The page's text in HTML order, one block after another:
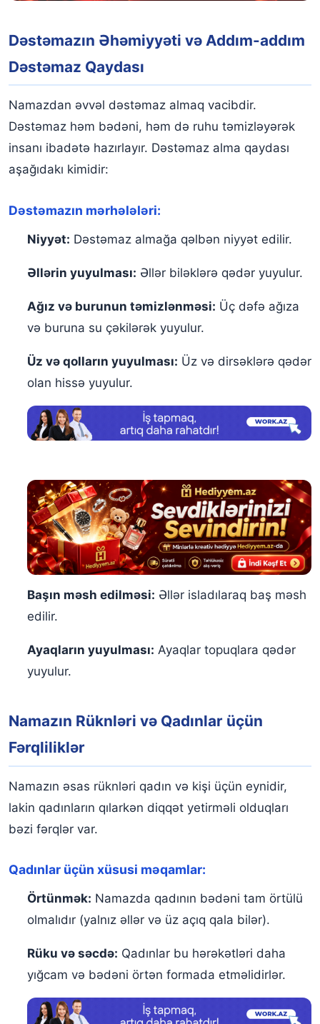
Dəstəmazın Əhəmiyyəti və Addım-addım
Dəstəmaz Qaydası
Namazdan əvvəl dəstəmaz almaq vacibdir.
Dəstəmaz həm bədəni, həm də ruhu təmizləyərək
insanı ibadətə hazırlayır. Dəstəmaz alma qaydası
aşağıdakı kimidir:
Dəstəmazın mərhələləri:
Niyyət: Dəstəmaz almağa qəlbən niyyət edilir.
Əllərin yuyulması: Əllər biləklərə qədər yuyulur.
Ağız və burunun təmizlənməsi: Üç dəfə ağıza
və buruna su çəkilərək yuyulur.
Üz və qolların yuyulması: Üz və dirsəklərə qədər
olan hissə yuyulur.
Başın məsh edilməsi: Əllər isladılaraq baş məsh
edilir.
Ayaqların yuyulması: Ayaqlar topuqlara qədər
yuyulur.
Namazın Rüknləri və Qadınlar üçün
Fərqliliklər
Namazın əsas rüknləri qadın və kişi üçün eynidir,
lakin qadınların qılarkən diqqət yetirməli olduqları
bəzi fərqlər var.
Qadınlar üçün xüsusi məqamlar:
Örtünmək: Namazda qadının bədəni tam örtülü
olmalıdır (yalnız əllər və üz açıq qala bilər).
Rüku və səcdə: Qadınlar bu hərəkətləri daha
yığcam və bədəni örtən formada etməlidirlər.